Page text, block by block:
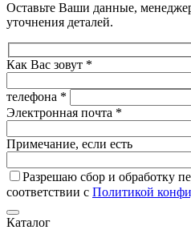
Оставьте Ваши данные,
уточнения деталей.
Как Вас зовут *
телефона *
Электронная почта *
Примечание, если есть
Разрешаю сбор и обработку
соответствии с Политикой
Каталог